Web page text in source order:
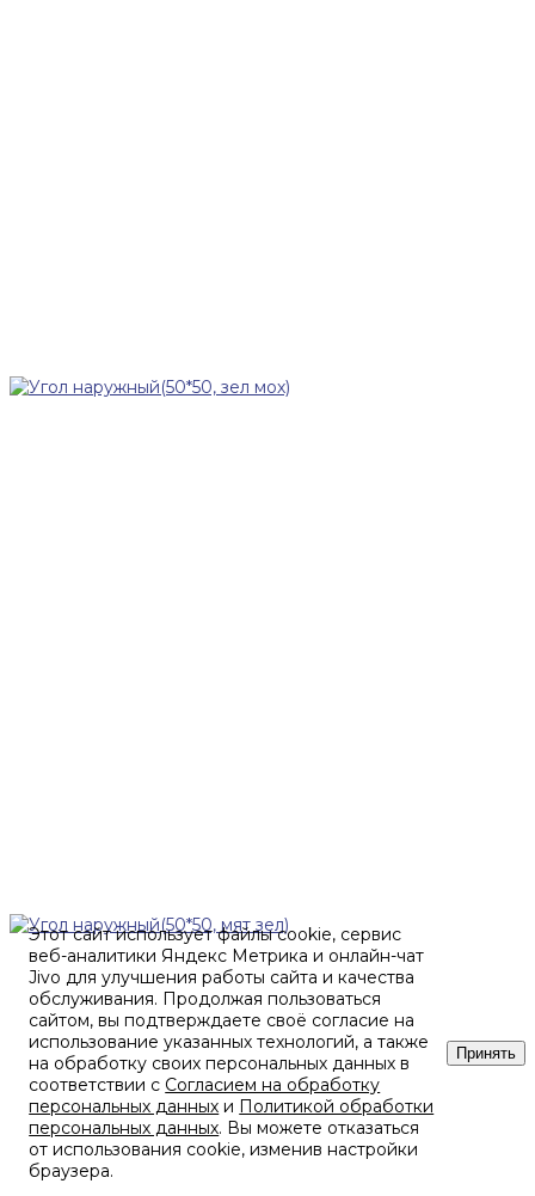
Этот сайт использует файлы cookie, сервис
веб-аналитики Яндекс Метрика и онлайн-чат
Jivo для улучшения работы сайта и качества
обслуживания. Продолжая пользоваться
сайтом, вы подтверждаете своё согласие на
использование указанных технологий, а также
на обработку своих персональных данных в
соответствии с Согласием на обработку
персональных данных и Политикой обработки
персональных данных. Вы можете отказаться
от использования cookie, изменив настройки
браузера.
Принять